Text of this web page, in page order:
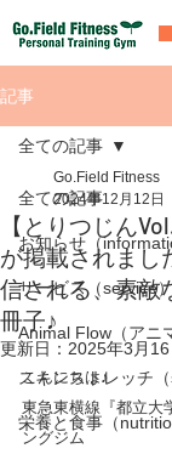
記事
全ての記事
お知らせ（
サービス（service
Animal Flow（アニ
スキンストレッチ（
栄養と食事（
全ての記事
【とりつじん
が掲載されま
信される、素敵
冊子♪
Go.Field Fitness
2024年12月12日
更新日： 2025年3月16
こんにちは♪
東急東横線『都立大
ングジム